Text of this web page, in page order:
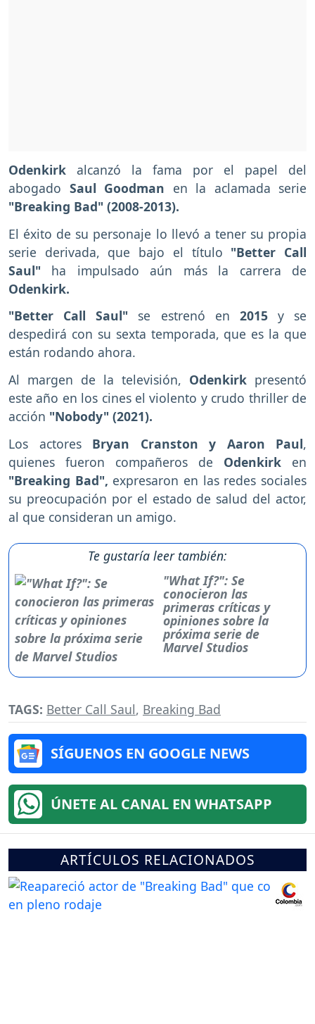
Odenkirk alcanzó la fama por el papel del
abogado Saul Goodman en la aclamada serie
"Breaking Bad" (2008-2013).
El éxito de su personaje lo llevó a tener su propia
serie derivada, que bajo el título "Better Call
Saul" ha impulsado aún más la carrera de
Odenkirk.
"Better Call Saul" se estrenó en 2015 y se
despedirá con su sexta temporada, que es la que
están rodando ahora.
Al margen de la televisión, Odenkirk presentó
este año en los cines el violento y crudo thriller de
acción "Nobody" (2021).
Los actores Bryan Cranston y Aaron Paul,
quienes fueron compañeros de Odenkirk en
"Breaking Bad", expresaron en las redes sociales
su preocupación por el estado de salud del actor,
al que consideran un amigo.
Te gustaría leer también:
"What If?": Se
conocieron las
primeras críticas y
opiniones sobre la
próxima serie de
Marvel Studios
TAGS: Better Call Saul, Breaking Bad
SÍGUENOS EN GOOGLE NEWS
ÚNETE AL CANAL EN WHATSAPP
ARTÍCULOS RELACIONADOS